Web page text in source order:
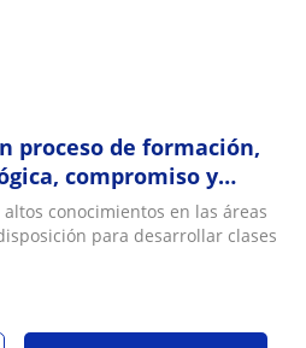
proceso de formación,
compromiso y
el desarrollo
conocimientos en las áreas
para desarrollar clases